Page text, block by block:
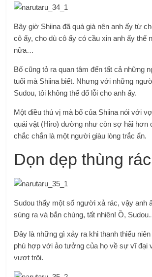
Bây giờ Shiina đã quá già nên anh ấy từ
cô ấy, cho dù cô ấy có cầu xin anh ấy thế
nữa…
Bố cũng tỏ ra quan tâm đến tất cả những
tuổi mà Shiina biết. Nhưng với những
Sudou, tôi không thể đổ lỗi cho anh ấy.
Một điều thú vị mà bố của Shiina nói với
quái vật (Hiro) dường như còn sợ hãi hơn
chắc chắn là một người giàu lòng trắc ẩn.
Dọn dẹp thùng rác
Sudou thấy một số người xả rác, vậy anh
súng ra và bắn chúng, tất nhiên! Ồ,
Đây là những gì xảy ra khi thanh thiếu
phù hợp với ảo tưởng của họ về sự vĩ đại
vượt trội.